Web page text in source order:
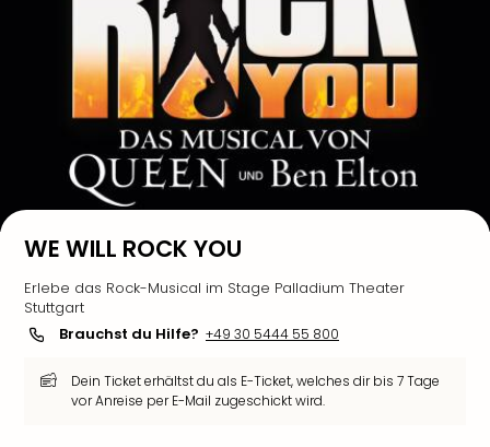
WE WILL ROCK YOU
Erlebe das Rock-Musical im Stage Palladium Theater
Stuttgart
Brauchst du Hilfe? +49 30 5444 55 800
Dein Ticket erhältst du als E-Ticket, welches dir bis 7 Tage
vor Anreise per E-Mail zugeschickt wird.